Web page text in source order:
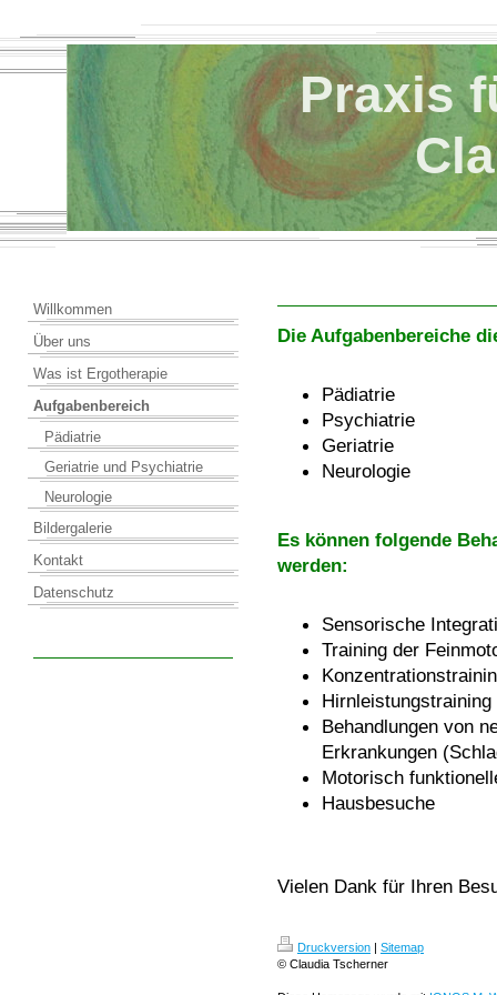
Praxis
Willkommen
Über uns
Was ist Ergotherapie
Aufgabenbereich
Pädiatrie
Geriatrie und Psychiatrie
Neurologie
Bildergalerie
Kontakt
Datenschutz
Die Aufgabenbereiche
Pädiatrie
Psychiatrie
Geriatrie
Neurologie
Es können folgende
werden:
Sensorische
Training der
Hirnleistungstraining
Behandlungen von
Erkrankungen
Motorisch
Hausbesuche
Vielen Dank für Ihren
Druckversion | Sitemap
© Claudia Tscherner